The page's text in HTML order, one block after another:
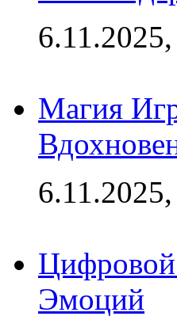
Магия
Цифровой
Эмоций